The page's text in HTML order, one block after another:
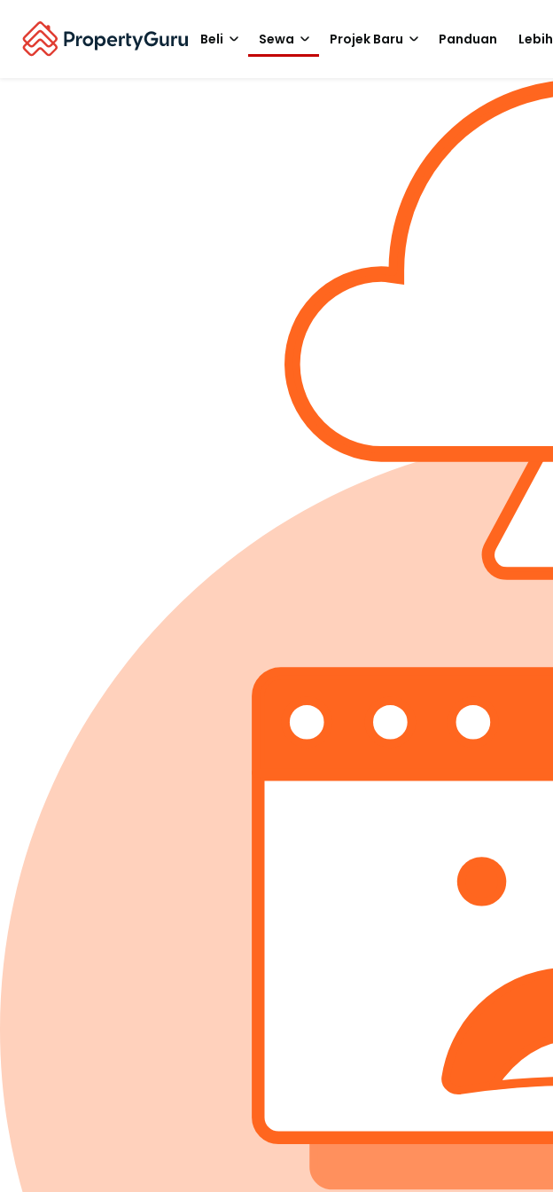
Beli Sewa Projek Baru Panduan Lebih